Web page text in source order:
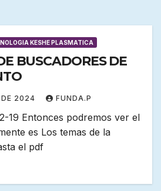
KESHE PLASMATICA
BUSCADORES DE
DE 2024 FUNDA.P
19 Entonces podremos ver el
es Los temas de la
el pdf